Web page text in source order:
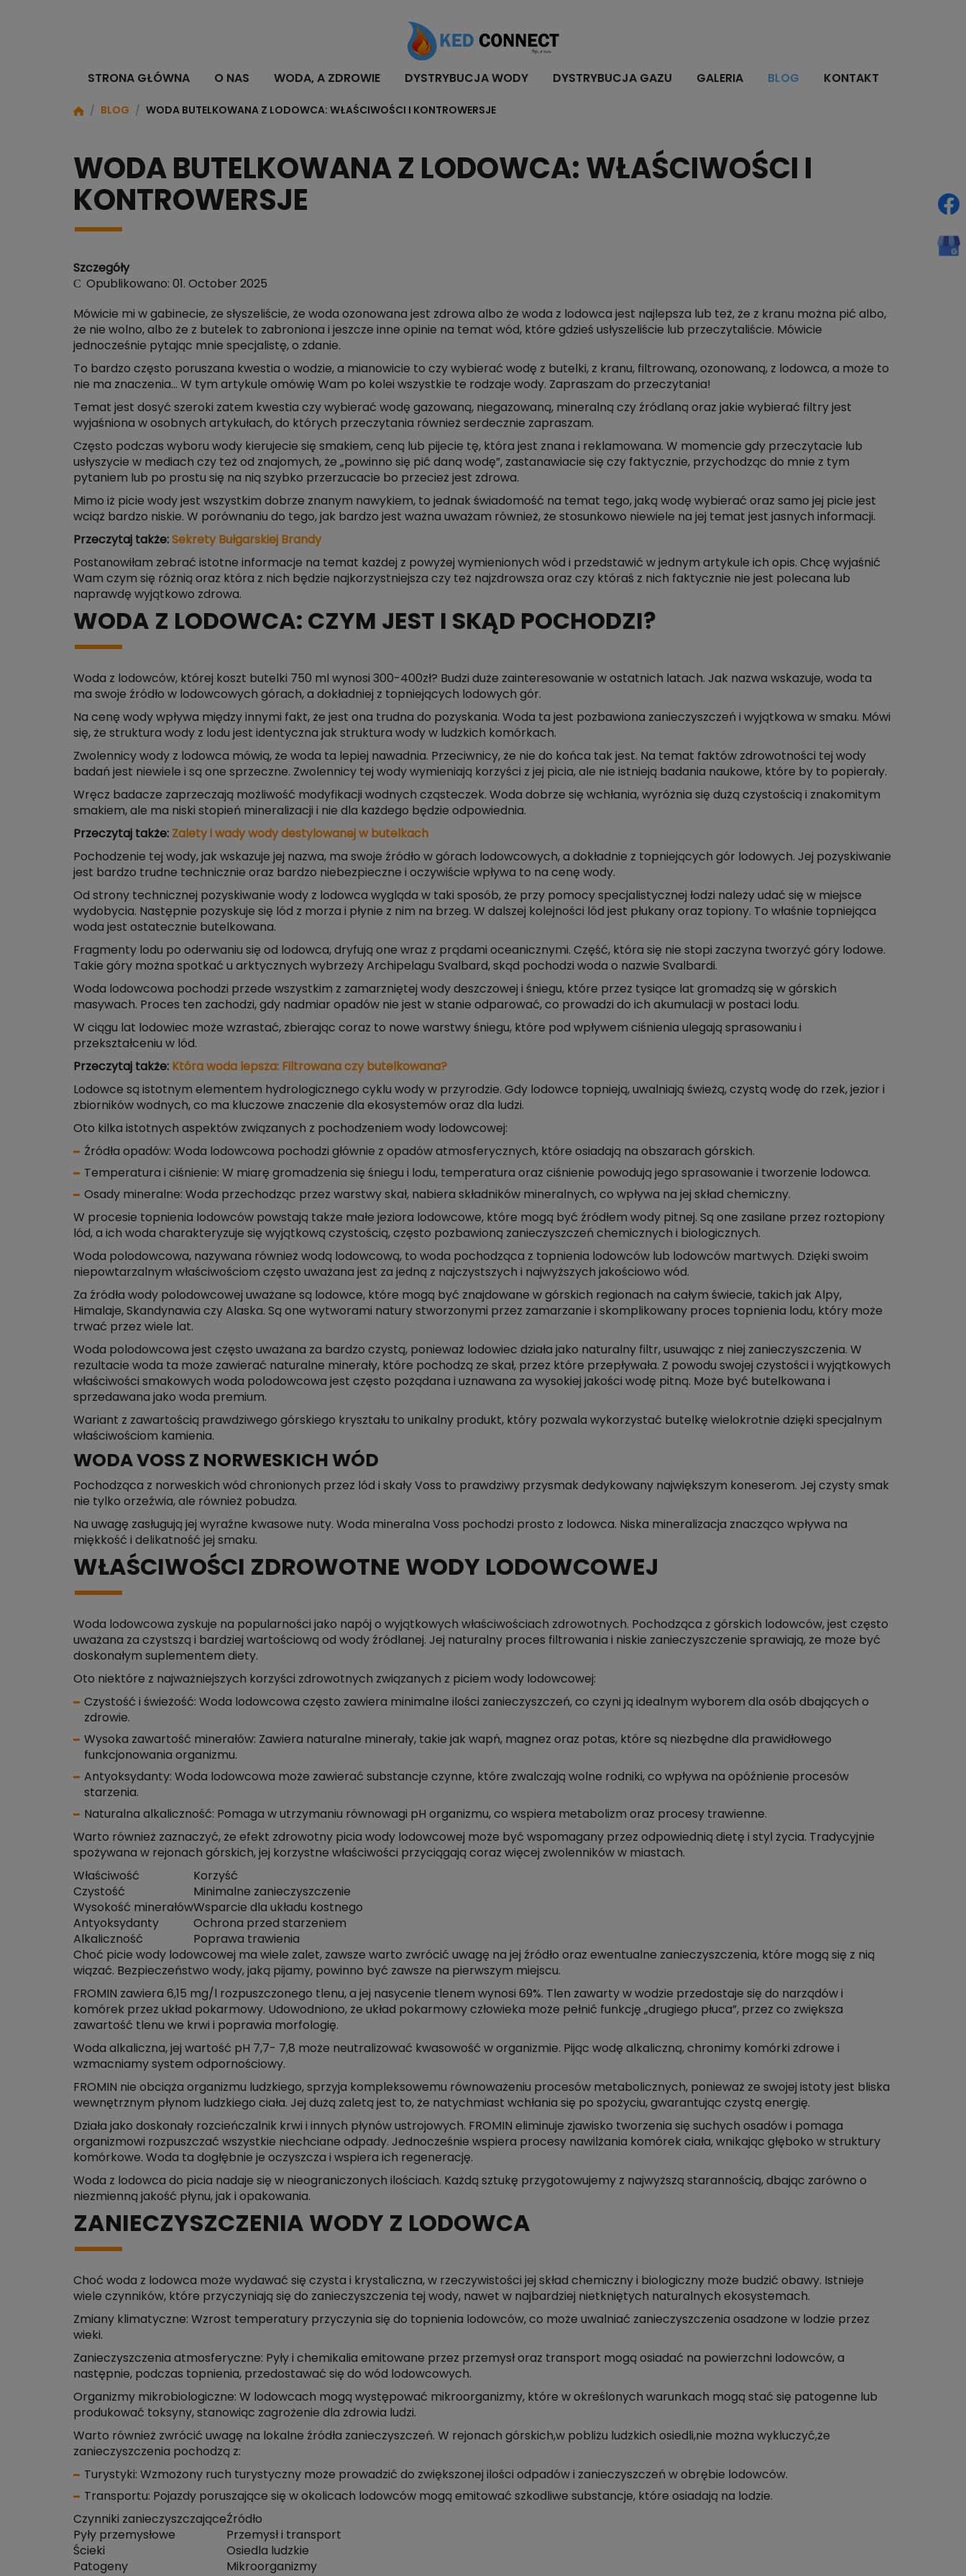
STRONA GŁÓWNA O NAS WODA, A ZDROWIE DYSTRYBUCJA WODY DYSTRYBUCJA GAZU GALERIA BLOG KONTAKT
/ BLOG / WODA BUTELKOWANA Z LODOWCA: WŁAŚCIWOŚCI I KONTROWERSJE
WODA BUTELKOWANA Z LODOWCA: WŁAŚCIWOŚCI I
KONTROWERSJE
Szczegóły
Opublikowano: 01. October 2025
Mówicie mi w gabinecie, że słyszeliście, że woda ozonowana jest zdrowa albo że woda z lodowca jest najlepsza lub też, że z kranu można pić albo,
że nie wolno, albo że z butelek to zabroniona i jeszcze inne opinie na temat wód, które gdzieś usłyszeliście lub przeczytaliście. Mówicie
jednocześnie pytając mnie specjalistę, o zdanie.
To bardzo często poruszana kwestia o wodzie, a mianowicie to czy wybierać wodę z butelki, z kranu, filtrowaną, ozonowaną, z lodowca, a może to
nie ma znaczenia… W tym artykule omówię Wam po kolei wszystkie te rodzaje wody. Zapraszam do przeczytania!
Temat jest dosyć szeroki zatem kwestia czy wybierać wodę gazowaną, niegazowaną, mineralną czy źródlaną oraz jakie wybierać filtry jest
wyjaśniona w osobnych artykułach, do których przeczytania również serdecznie zapraszam.
Często podczas wyboru wody kierujecie się smakiem, ceną lub pijecie tę, która jest znana i reklamowana. W momencie gdy przeczytacie lub
usłyszycie w mediach czy też od znajomych, że „powinno się pić daną wodę”, zastanawiacie się czy faktycznie, przychodząc do mnie z tym
pytaniem lub po prostu się na nią szybko przerzucacie bo przecież jest zdrowa.
Mimo iż picie wody jest wszystkim dobrze znanym nawykiem, to jednak świadomość na temat tego, jaką wodę wybierać oraz samo jej picie jest
wciąż bardzo niskie. W porównaniu do tego, jak bardzo jest ważna uważam również, że stosunkowo niewiele na jej temat jest jasnych informacji.
Przeczytaj także: Sekrety Bułgarskiej Brandy
Postanowiłam zebrać istotne informacje na temat każdej z powyżej wymienionych wód i przedstawić w jednym artykule ich opis. Chcę wyjaśnić
Wam czym się różnią oraz która z nich będzie najkorzystniejsza czy też najzdrowsza oraz czy któraś z nich faktycznie nie jest polecana lub
naprawdę wyjątkowo zdrowa.
WODA Z LODOWCA: CZYM JEST I SKĄD POCHODZI?
Woda z lodowców, której koszt butelki 750 ml wynosi 300-400zł? Budzi duże zainteresowanie w ostatnich latach. Jak nazwa wskazuje, woda ta
ma swoje źródło w lodowcowych górach, a dokładniej z topniejących lodowych gór.
Na cenę wody wpływa między innymi fakt, że jest ona trudna do pozyskania. Woda ta jest pozbawiona zanieczyszczeń i wyjątkowa w smaku. Mówi
się, że struktura wody z lodu jest identyczna jak struktura wody w ludzkich komórkach.
Zwolennicy wody z lodowca mówią, że woda ta lepiej nawadnia. Przeciwnicy, że nie do końca tak jest. Na temat faktów zdrowotności tej wody
badań jest niewiele i są one sprzeczne. Zwolennicy tej wody wymieniają korzyści z jej picia, ale nie istnieją badania naukowe, które by to popierały.
Wręcz badacze zaprzeczają możliwość modyfikacji wodnych cząsteczek. Woda dobrze się wchłania, wyróżnia się dużą czystością i znakomitym
smakiem, ale ma niski stopień mineralizacji i nie dla każdego będzie odpowiednia.
Przeczytaj także: Zalety i wady wody destylowanej w butelkach
Pochodzenie tej wody, jak wskazuje jej nazwa, ma swoje źródło w górach lodowcowych, a dokładnie z topniejących gór lodowych. Jej pozyskiwanie
jest bardzo trudne technicznie oraz bardzo niebezpieczne i oczywiście wpływa to na cenę wody.
Od strony technicznej pozyskiwanie wody z lodowca wygląda w taki sposób, że przy pomocy specjalistycznej łodzi należy udać się w miejsce
wydobycia. Następnie pozyskuje się lód z morza i płynie z nim na brzeg. W dalszej kolejności lód jest płukany oraz topiony. To właśnie topniejąca
woda jest ostatecznie butelkowana.
Fragmenty lodu po oderwaniu się od lodowca, dryfują one wraz z prądami oceanicznymi. Część, która się nie stopi zaczyna tworzyć góry lodowe.
Takie góry można spotkać u arktycznych wybrzeży Archipelagu Svalbard, skąd pochodzi woda o nazwie Svalbardi.
Woda lodowcowa pochodzi przede wszystkim z zamarzniętej wody deszczowej i śniegu, które przez tysiące lat gromadzą się w górskich
masywach. Proces ten zachodzi, gdy nadmiar opadów nie jest w stanie odparować, co prowadzi do ich akumulacji w postaci lodu.
W ciągu lat lodowiec może wzrastać, zbierając coraz to nowe warstwy śniegu, które pod wpływem ciśnienia ulegają sprasowaniu i
przekształceniu w lód.
Przeczytaj także: Która woda lepsza: Filtrowana czy butelkowana?
Lodowce są istotnym elementem hydrologicznego cyklu wody w przyrodzie. Gdy lodowce topnieją, uwalniają świeżą, czystą wodę do rzek, jezior i
zbiorników wodnych, co ma kluczowe znaczenie dla ekosystemów oraz dla ludzi.
Oto kilka istotnych aspektów związanych z pochodzeniem wody lodowcowej:
Źródła opadów: Woda lodowcowa pochodzi głównie z opadów atmosferycznych, które osiadają na obszarach górskich.
Temperatura i ciśnienie: W miarę gromadzenia się śniegu i lodu, temperatura oraz ciśnienie powodują jego sprasowanie i tworzenie lodowca.
Osady mineralne: Woda przechodząc przez warstwy skał, nabiera składników mineralnych, co wpływa na jej skład chemiczny.
W procesie topnienia lodowców powstają także małe jeziora lodowcowe, które mogą być źródłem wody pitnej. Są one zasilane przez roztopiony
lód, a ich woda charakteryzuje się wyjątkową czystością, często pozbawioną zanieczyszczeń chemicznych i biologicznych.
Woda polodowcowa, nazywana również wodą lodowcową, to woda pochodząca z topnienia lodowców lub lodowców martwych. Dzięki swoim
niepowtarzalnym właściwościom często uważana jest za jedną z najczystszych i najwyższych jakościowo wód.
Za źródła wody polodowcowej uważane są lodowce, które mogą być znajdowane w górskich regionach na całym świecie, takich jak Alpy,
Himalaje, Skandynawia czy Alaska. Są one wytworami natury stworzonymi przez zamarzanie i skomplikowany proces topnienia lodu, który może
trwać przez wiele lat.
Woda polodowcowa jest często uważana za bardzo czystą, ponieważ lodowiec działa jako naturalny filtr, usuwając z niej zanieczyszczenia. W
rezultacie woda ta może zawierać naturalne minerały, które pochodzą ze skał, przez które przepływała. Z powodu swojej czystości i wyjątkowych
właściwości smakowych woda polodowcowa jest często pożądana i uznawana za wysokiej jakości wodę pitną. Może być butelkowana i
sprzedawana jako woda premium.
Wariant z zawartością prawdziwego górskiego kryształu to unikalny produkt, który pozwala wykorzystać butelkę wielokrotnie dzięki specjalnym
właściwościom kamienia.
WODA VOSS Z NORWESKICH WÓD
Pochodząca z norweskich wód chronionych przez lód i skały Voss to prawdziwy przysmak dedykowany największym koneserom. Jej czysty smak
nie tylko orzeźwia, ale również pobudza.
Na uwagę zasługują jej wyraźne kwasowe nuty. Woda mineralna Voss pochodzi prosto z lodowca. Niska mineralizacja znacząco wpływa na
miękkość i delikatność jej smaku.
WŁAŚCIWOŚCI ZDROWOTNE WODY LODOWCOWEJ
Woda lodowcowa zyskuje na popularności jako napój o wyjątkowych właściwościach zdrowotnych. Pochodząca z górskich lodowców, jest często
uważana za czystszą i bardziej wartościową od wody źródlanej. Jej naturalny proces filtrowania i niskie zanieczyszczenie sprawiają, że może być
doskonałym suplementem diety.
Oto niektóre z najważniejszych korzyści zdrowotnych związanych z piciem wody lodowcowej:
Czystość i świeżość: Woda lodowcowa często zawiera minimalne ilości zanieczyszczeń, co czyni ją idealnym wyborem dla osób dbających o
zdrowie.
Wysoka zawartość minerałów: Zawiera naturalne minerały, takie jak wapń, magnez oraz potas, które są niezbędne dla prawidłowego
funkcjonowania organizmu.
Antyoksydanty: Woda lodowcowa może zawierać substancje czynne, które zwalczają wolne rodniki, co wpływa na opóźnienie procesów
starzenia.
Naturalna alkaliczność: Pomaga w utrzymaniu równowagi pH organizmu, co wspiera metabolizm oraz procesy trawienne.
Warto również zaznaczyć, że efekt zdrowotny picia wody lodowcowej może być wspomagany przez odpowiednią dietę i styl życia. Tradycyjnie
spożywana w rejonach górskich, jej korzystne właściwości przyciągają coraz więcej zwolenników w miastach.
Właściwość
Korzyść
Czystość
Minimalne zanieczyszczenie
Wysokość minerałówWsparcie dla układu kostnego
Antyoksydanty
Ochrona przed starzeniem
Alkaliczność
Poprawa trawienia
Choć picie wody lodowcowej ma wiele zalet, zawsze warto zwrócić uwagę na jej źródło oraz ewentualne zanieczyszczenia, które mogą się z nią
wiązać. Bezpieczeństwo wody, jaką pijamy, powinno być zawsze na pierwszym miejscu.
FROMIN zawiera 6,15 mg/l rozpuszczonego tlenu, a jej nasycenie tlenem wynosi 69%. Tlen zawarty w wodzie przedostaje się do narządów i
komórek przez układ pokarmowy. Udowodniono, że układ pokarmowy człowieka może pełnić funkcję „drugiego płuca”, przez co zwiększa
zawartość tlenu we krwi i poprawia morfologię.
Woda alkaliczna, jej wartość pH 7,7- 7,8 może neutralizować kwasowość w organizmie. Pijąc wodę alkaliczną, chronimy komórki zdrowe i
wzmacniamy system odpornościowy.
FROMIN nie obciąża organizmu ludzkiego, sprzyja kompleksowemu równoważeniu procesów metabolicznych, ponieważ ze swojej istoty jest bliska
wewnętrznym płynom ludzkiego ciała. Jej dużą zaletą jest to, że natychmiast wchłania się po spożyciu, gwarantując czystą energię.
Działa jako doskonały rozcieńczalnik krwi i innych płynów ustrojowych. FROMIN eliminuje zjawisko tworzenia się suchych osadów i pomaga
organizmowi rozpuszczać wszystkie niechciane odpady. Jednocześnie wspiera procesy nawilżania komórek ciała, wnikając głęboko w struktury
komórkowe. Woda ta dogłębnie je oczyszcza i wspiera ich regenerację.
Woda z lodowca do picia nadaje się w nieograniczonych ilościach. Każdą sztukę przygotowujemy z najwyższą starannością, dbając zarówno o
niezmienną jakość płynu, jak i opakowania.
ZANIECZYSZCZENIA WODY Z LODOWCA
Choć woda z lodowca może wydawać się czysta i krystaliczna, w rzeczywistości jej skład chemiczny i biologiczny może budzić obawy. Istnieje
wiele czynników, które przyczyniają się do zanieczyszczenia tej wody, nawet w najbardziej nietkniętych naturalnych ekosystemach.
Zmiany klimatyczne: Wzrost temperatury przyczynia się do topnienia lodowców, co może uwalniać zanieczyszczenia osadzone w lodzie przez
wieki.
Zanieczyszczenia atmosferyczne: Pyły i chemikalia emitowane przez przemysł oraz transport mogą osiadać na powierzchni lodowców, a
następnie, podczas topnienia, przedostawać się do wód lodowcowych.
Organizmy mikrobiologiczne: W lodowcach mogą występować mikroorganizmy, które w określonych warunkach mogą stać się patogenne lub
produkować toksyny, stanowiąc zagrożenie dla zdrowia ludzi.
Warto również zwrócić uwagę na lokalne źródła zanieczyszczeń. W rejonach górskich,w pobliżu ludzkich osiedli,nie można wykluczyć,że
zanieczyszczenia pochodzą z:
Turystyki: Wzmożony ruch turystyczny może prowadzić do zwiększonej ilości odpadów i zanieczyszczeń w obrębie lodowców.
Transportu: Pojazdy poruszające się w okolicach lodowców mogą emitować szkodliwe substancje, które osiadają na lodzie.
Czynniki zanieczyszczająceŹródło
Pyły przemysłowe
Przemysł i transport
Ścieki
Osiedla ludzkie
Patogeny
Mikroorganizmy